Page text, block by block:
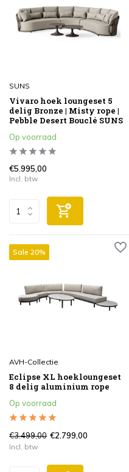
SUNS
Vivaro hoek loungeset 5
delig Bronze | Misty rope |
Pebble Desert Bouclé SUNS
Op voorraad
€5.995,00
Incl. btw
Sale 20%
AVH-Collectie
Eclipse XL hoekloungeset
8 delig aluminium rope
Op voorraad
€3.499,00 €2.799,00
Incl. btw